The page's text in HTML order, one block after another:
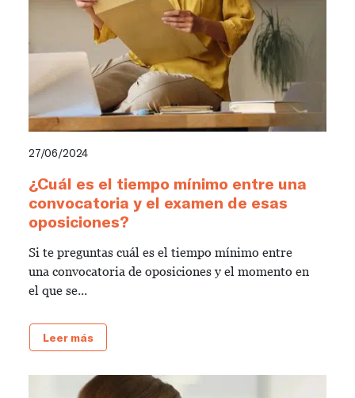
27/06/2024
¿Cuál es el tiempo mínimo entre una
convocatoria y el examen de esas
oposiciones?
Si te preguntas cuál es el tiempo mínimo entre
una convocatoria de oposiciones y el momento en
el que se...
Leer más